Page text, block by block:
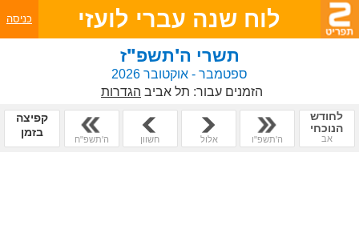
לוח שנה עברי לועזי כניסה
תשרי ה'תשפ"ז
ספטמבר - אוקטובר 2026
הזמנים עבור: תל אביב הגדרות
לחודש
הנוכחי
אב ה'תשפ"ו אלול חשוון ה'תשפ"ח
קפיצה
בזמן